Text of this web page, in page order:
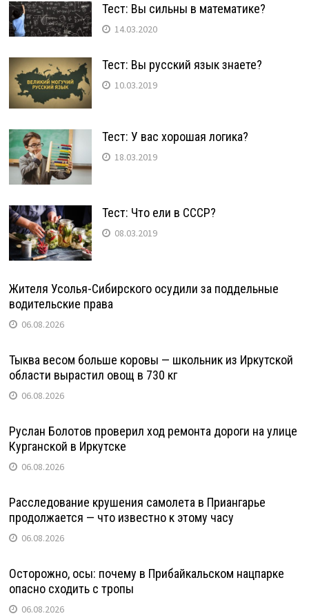
Тест: Вы сильны в математике?
14.03.2020
Тест: Вы русский язык знаете?
10.03.2019
Тест: У вас хорошая логика?
18.03.2019
Тест: Что ели в СССР?
08.03.2019
Жителя Усолья-Сибирского осудили за поддельные
водительские права
06.08.2026
Тыква весом больше коровы — школьник из Иркутской
области вырастил овощ в 730 кг
06.08.2026
Руслан Болотов проверил ход ремонта дороги на улице
Курганской в Иркутске
06.08.2026
Расследование крушения самолета в Приангарье
продолжается — что известно к этому часу
06.08.2026
Осторожно, осы: почему в Прибайкальском нацпарке
опасно сходить с тропы
06.08.2026